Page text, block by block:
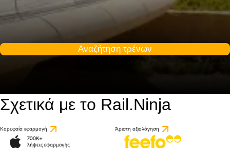
Αναζήτηση τρένων
Σχετικά με το Rail.Ninja
Κορυφαία εφαρμογή Άριστη αξιολόγηση
9.8 / 10
βάσει 1 κριτικής